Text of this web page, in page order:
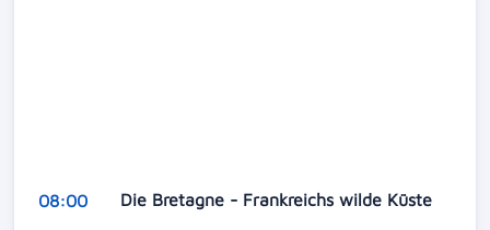
08:00 Die Bretagne - Frankreichs wilde Küste